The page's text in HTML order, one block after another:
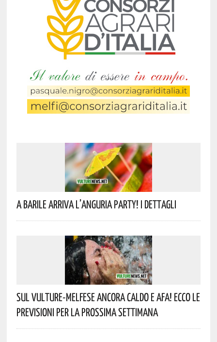
A Barile Arriva L’anguria Party! I Dettagli
Sul Vulture-Melfese Ancora Caldo E Afa! Ecco Le
Previsioni Per La Prossima Settimana